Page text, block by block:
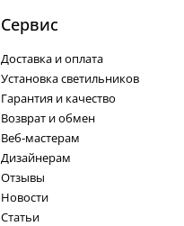
Cервис
Доставка и оплата
Установка светильников
Гарантия и качество
Возврат и обмен
Веб-мастерам
Дизайнерам
Отзывы
Новости
Статьи